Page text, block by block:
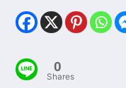
0
Shares